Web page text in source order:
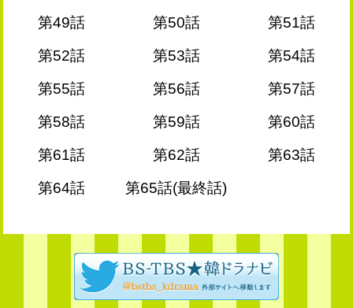
第49話
第50話
第51話
第52話
第53話
第54話
第55話
第56話
第57話
第58話
第59話
第60話
第61話
第62話
第63話
第64話
第65話(最終話)